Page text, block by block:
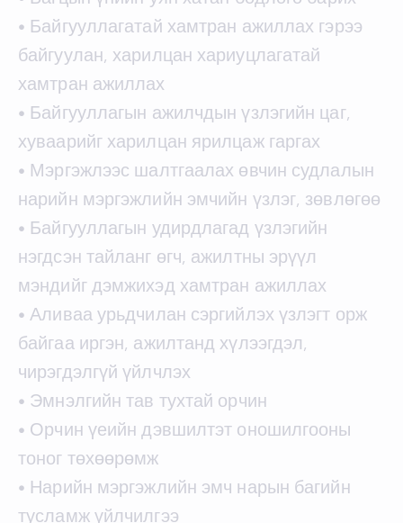
• Байгууллагатай хамтран ажиллах гэрээ
байгуулан, харилцан хариуцлагатай
хамтран ажиллах
• Байгууллагын ажилчдын үзлэгийн цаг,
хуваарийг харилцан ярилцаж гаргах
• Мэргэжлээс шалтгаалах өвчин судлалын
нарийн мэргэжлийн эмчийн үзлэг, зөвлөгөө
• Байгууллагын удирдлагад үзлэгийн
нэгдсэн тайланг өгч, ажилтны эрүүл
мэндийг дэмжихэд хамтран ажиллах
• Аливаа урьдчилан сэргийлэх үзлэгт орж
байгаа иргэн, ажилтанд хүлээгдэл,
чирэгдэлгүй үйлчлэх
• Эмнэлгийн тав тухтай орчин
• Орчин үеийн дэвшилтэт оношилгооны
тоног төхөөрөмж
• Нарийн мэргэжлийн эмч нарын багийн
тусламж үйлчилгээ